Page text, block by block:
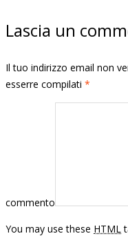
Lascia un
Il tuo indirizzo email non
esserre compilati *
commento
You may use these HTML